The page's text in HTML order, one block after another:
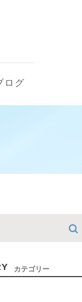
ログ
カテゴリー